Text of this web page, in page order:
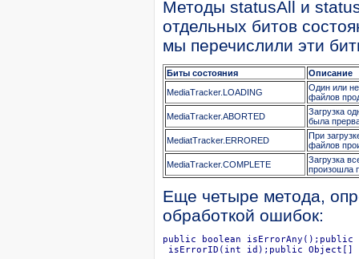
Методы statusAll и
отдельных битов
мы перечислили эти
Биты состояния
Описание
MediaTracker.LOADING
Один или
файлов
MediaTracker.ABORTED
Загрузка
была
MediatTracker.ERRORED
При
файлов
MediaTracker.COMPLETE
Загрузка
произошла
Еще четыре метода,
обработкой ошибок:
public boolean isErrorAny();public
isErrorID(int id);public Object[]